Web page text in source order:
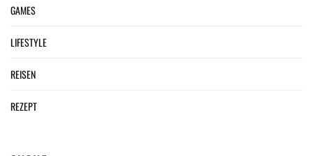
GAMES
LIFESTYLE
REISEN
REZEPT